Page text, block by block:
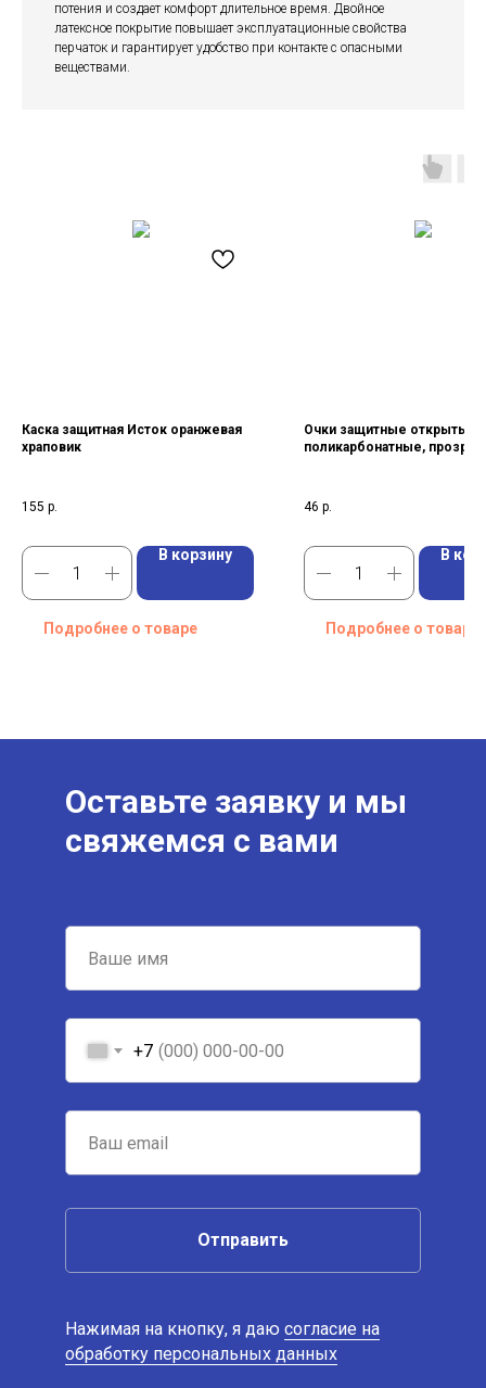
потения и создает комфорт длительное время. Двойное
латексное покрытие повышает эксплуатационные свойства
перчаток и гарантирует удобство при контакте с опасными
веществами.
Каска защитная Исток оранжевая
храповик
155 р.
В корзину
Подробнее о товаре
Очки защитные открытые,
поликарбонатные,
46 р.
В
Подробнее о товаре
Оставьте заявку и мы
свяжемся с вами
+7
Отправить
Нажимая на кнопку, я даю согласие на
обработку персональных данных